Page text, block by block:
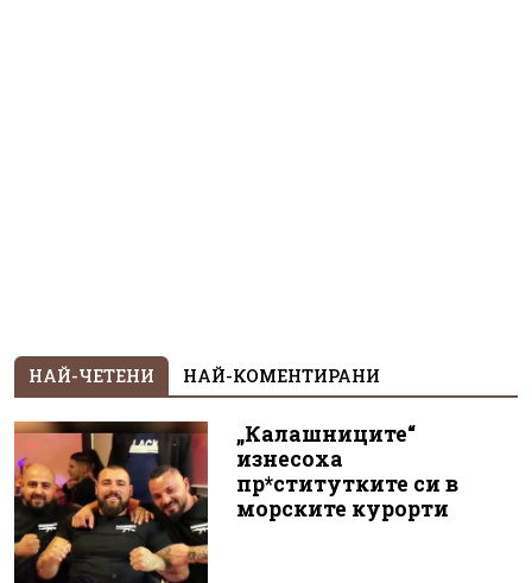
НАЙ-ЧЕТЕНИ НАЙ-КОМЕНТИРАНИ
„Калашниците“
изнесоха
пр*ститутките си в
морските курорти